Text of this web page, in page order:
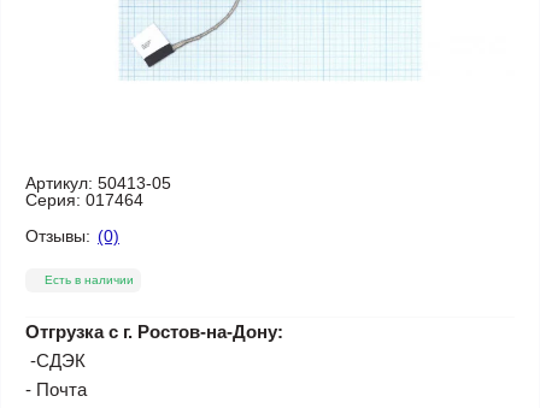
Артикул: 50413-05
Серия: 017464
Отзывы: (0)
Есть в наличии
Отгрузка с г. Ростов-на-Дону:
-СДЭК
- Почта